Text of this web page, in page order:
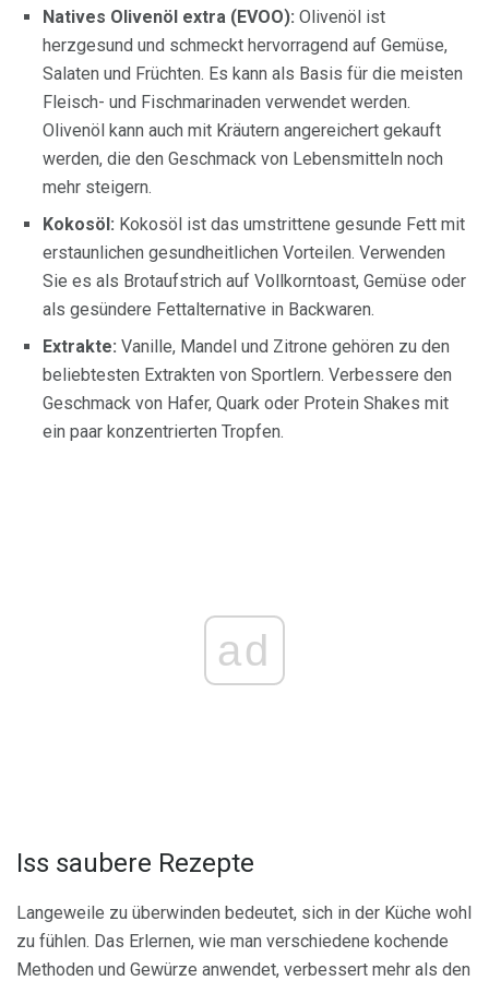
Natives Olivenöl extra (EVOO): Olivenöl ist
herzgesund und schmeckt hervorragend auf Gemüse,
Salaten und Früchten. Es kann als Basis für die meisten
Fleisch- und Fischmarinaden verwendet werden.
Olivenöl kann auch mit Kräutern angereichert gekauft
werden, die den Geschmack von Lebensmitteln noch
mehr steigern.
Kokosöl: Kokosöl ist das umstrittene gesunde Fett mit
erstaunlichen gesundheitlichen Vorteilen. Verwenden
Sie es als Brotaufstrich auf Vollkorntoast, Gemüse oder
als gesündere Fettalternative in Backwaren.
Extrakte: Vanille, Mandel und Zitrone gehören zu den
beliebtesten Extrakten von Sportlern. Verbessere den
Geschmack von Hafer, Quark oder Protein Shakes mit
ein paar konzentrierten Tropfen.
ad
Iss saubere Rezepte
Langeweile zu überwinden bedeutet, sich in der Küche wohl
zu fühlen. Das Erlernen, wie man verschiedene kochende
Methoden und Gewürze anwendet, verbessert mehr als den